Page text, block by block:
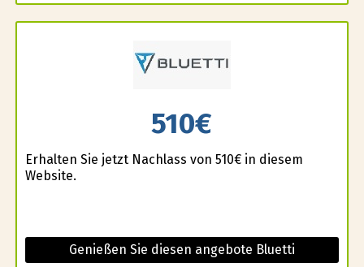
510€
Erhalten Sie jetzt Nachlass von 510€ in diesem
Website.
Genießen Sie diesen angebote Bluetti